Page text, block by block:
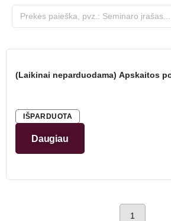
(Laikinai neparduodama) Apskaitos
IŠPARDUOTA
Daugiau
1